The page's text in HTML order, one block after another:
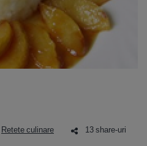
Retete culinare 13 share-uri